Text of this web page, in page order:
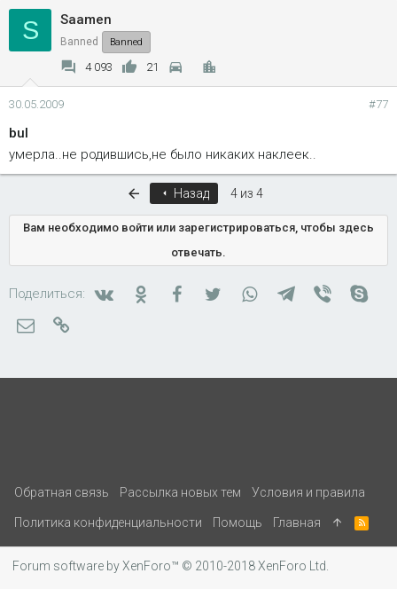
S Saamen
Banned Banned
4 093 21
30.05.2009 #77
bul
умерла..не родившись,не было никаких наклеек..
ПервыйНазад 4 из 4
Вам необходимо войти или зарегистрироваться, чтобы здесь
отвечать.
Поделиться: ВконтактеОдноклассники
FacebookTwitterWhatsAppTelegram
Viber
Электронная почта
Обратная связь Рассылка новых тем Условия и правила
Политика конфиденциальности Помощь Главная
S
Forum software by XenForo™ © 2010-2018 XenForo Ltd.